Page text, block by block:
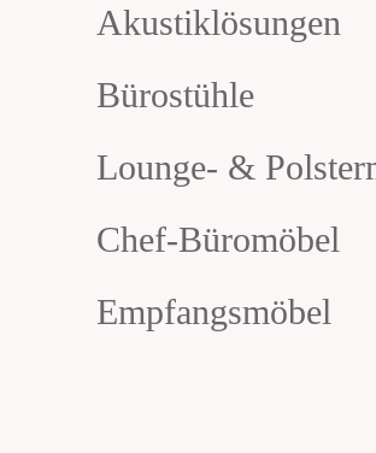
Akustiklösungen
Bürostühle
Lounge- &
Chef-Büromöbel
Empfangsmöbel